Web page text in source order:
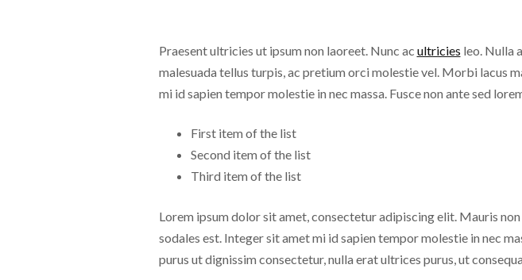
Praesent ultricies ut ipsum non laoreet. Nunc ac ultricies leo. Nulla
malesuada tellus turpis, ac pretium orci molestie vel. Morbi lacus
mi id sapien tempor molestie in nec massa. Fusce non ante sed
First item of the list
Second item of the list
Third item of the list
Lorem ipsum dolor sit amet, consectetur adipiscing elit. Mauris
sodales est. Integer sit amet mi id sapien tempor molestie in nec
purus ut dignissim consectetur, nulla erat ultrices purus, ut